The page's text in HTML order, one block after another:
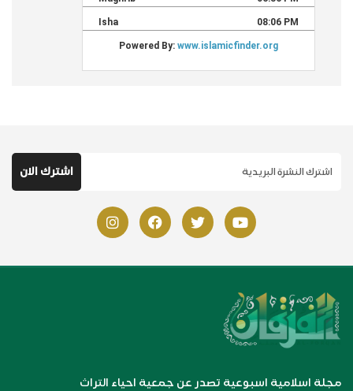
مجلة اسلامية اسبوعية تصدر عن جمعية احياء التراث